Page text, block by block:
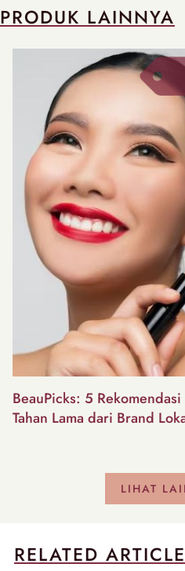
PRODUK LAINNYA
BeauPicks: 5
Tahan Lama dari Brand
LIHAT
RELATED ARTICLE